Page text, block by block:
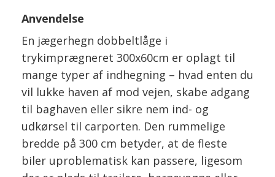
Anvendelse
En jægerhegn dobbeltlåge i
trykimprægneret 300x60cm er oplagt til
mange typer af indhegning – hvad enten du
vil lukke haven af mod vejen, skabe adgang
til baghaven eller sikre nem ind- og
udkørsel til carporten. Den rummelige
bredde på 300 cm betyder, at de fleste
biler uproblematisk kan passere, ligesom